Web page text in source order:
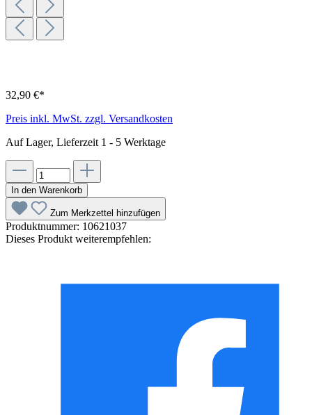
32,90 €*
Preis inkl. MwSt. zzgl. Versandkosten
Auf Lager, Lieferzeit 1 - 5 Werktage
In den Warenkorb
Zum Merkzettel hinzufügen
Produktnummer: 10621037
Dieses Produkt weiterempfehlen: